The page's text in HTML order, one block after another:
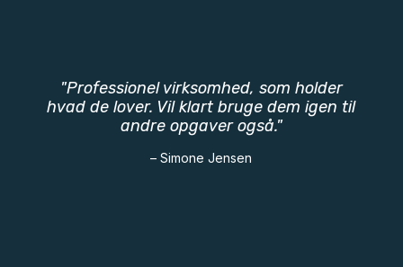
"Professionel virksomhed, som holder
hvad de lover. Vil klart bruge dem igen til
andre opgaver også."
– Simone Jensen